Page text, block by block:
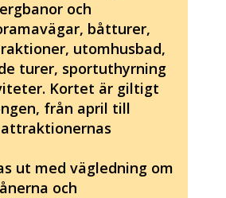
och
båtturer,
utomhusbad,
turer, sportuthyrning
Kortet är giltigt
från april till
ut med vägledning om
och